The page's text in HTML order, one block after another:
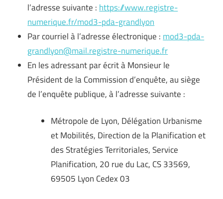
l’adresse suivante : https://www.registre-
numerique.fr/mod3-pda-grandlyon
Par courriel à l’adresse électronique : mod3-pda-
grandlyon@mail.registre-numerique.fr
En les adressant par écrit à Monsieur le
Président de la Commission d’enquête, au siège
de l’enquête publique, à l’adresse suivante :
Métropole de Lyon, Délégation Urbanisme
et Mobilités, Direction de la Planification et
des Stratégies Territoriales, Service
Planification, 20 rue du Lac, CS 33569,
69505 Lyon Cedex 03